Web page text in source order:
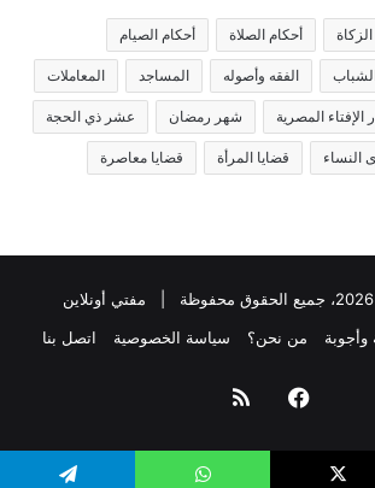
أحكام الصلاة أحكام الصيام
الفقه وأصوله المساجد المعاملات
الإفتاء المصرية شهر رمضان عشر ذي الحجة
النساء قضايا المرأة قضايا معاصرة
من نحن؟ سياسة الخصوصية اتصل بنا
فيسبوك
الموقع